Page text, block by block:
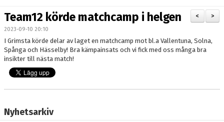
>
<
Team12 körde matchcamp i helgen
2023-09-10 20:10
I Grimsta körde delar av laget en matchcamp mot bl.a Vallentuna, Solna,
Spånga och Hässelby! Bra kämpainsats och vi fick med oss många bra
insikter till nästa match!
Nyhetsarkiv